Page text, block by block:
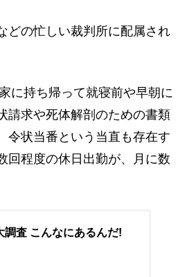
どの忙しい裁判所に配属され
に持ち帰って就寝前や早朝に
請求や死体解剖のための書類
令状当番という当直も存在す
回程度の休日出勤が、月に数
調査 こんなにあるんだ!